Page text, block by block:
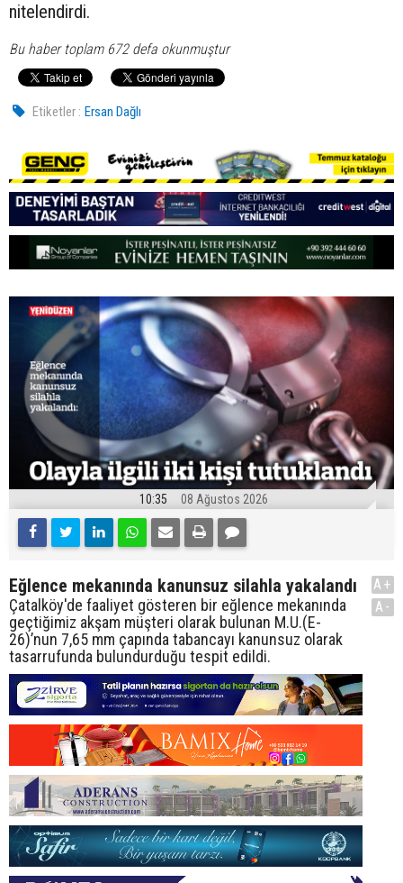
nitelendirdi.
Bu haber toplam 672 defa okunmuştur
Etiketler : Ersan Dağlı
10:35 08 Ağustos 2026
Eğlence mekanında kanunsuz silahla yakalandı
Çatalköy'de faaliyet gösteren bir eğlence mekanında
geçtiğimiz akşam müşteri olarak bulunan M.U.(E-
26)’nun 7,65 mm çapında tabancayı kanunsuz olarak
tasarrufunda bulundurduğu tespit edildi.
A+
A-